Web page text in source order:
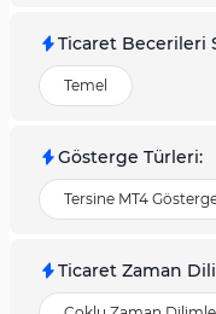
Ticaret Becerileri
Temel
Gösterge Türleri:
Tersine MT4
Ticaret Zaman